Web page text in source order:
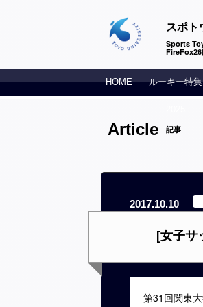
スポト
Sports
FireFox26
HOME ルーキー特集
Article 記事
2017.10.10
[女子
第31回関東